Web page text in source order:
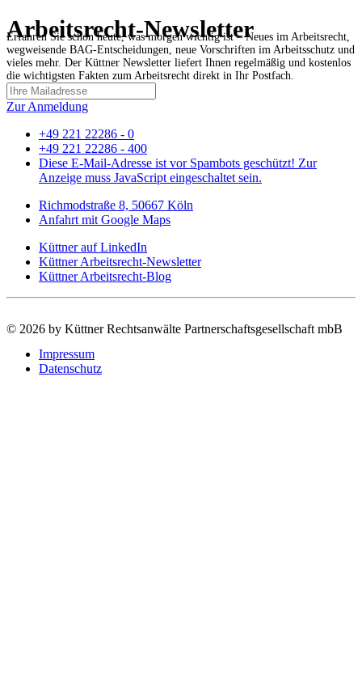
Arbeitsrecht-Newsletter
Erfahren Sie schon heute, was morgen wichtig ist – Neues im Arbeitsrecht,
wegweisende BAG-Entscheidungen, neue Vorschriften im Arbeitsschutz und
vieles mehr. Der Küttner Newsletter liefert Ihnen regelmäßig und kostenlos
die wichtigsten Fakten zum Arbeitsrecht direkt in Ihr Postfach.
Zur Anmeldung
+49 221 22286 - 0
+49 221 22286 - 400
Diese E-Mail-Adresse ist vor Spambots geschützt! Zur
Anzeige muss JavaScript eingeschaltet sein.
Richmodstraße 8, 50667 Köln
Anfahrt mit Google Maps
Küttner auf LinkedIn
Küttner Arbeitsrecht-Newsletter
Küttner Arbeitsrecht-Blog
© 2026 by Küttner Rechtsanwälte Partnerschaftsgesellschaft mbB
Impressum
Datenschutz